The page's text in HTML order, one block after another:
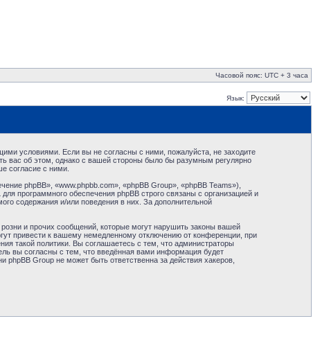
Часовой пояс: UTC + 3 часа
Язык:
условиями. Если вы не согласны с ними, пожалуйста, не заходите
вас об этом, однако с вашей стороны было бы разумным регулярно
согласие с ними.
phpBB», «www.phpbb.com», «phpBB Group», «phpBB Teams»),
программного обеспечения phpBB строго связаны с организацией и
содержания и/или поведения в них. За дополнительной
и прочих сообщений, которые могут нарушить законы вашей
привести к вашему немедленному отключению от конференции, при
такой политики. Вы соглашаетесь с тем, что администраторы
вы согласны с тем, что введённая вами информация будет
Group не может быть ответственна за действия хакеров,